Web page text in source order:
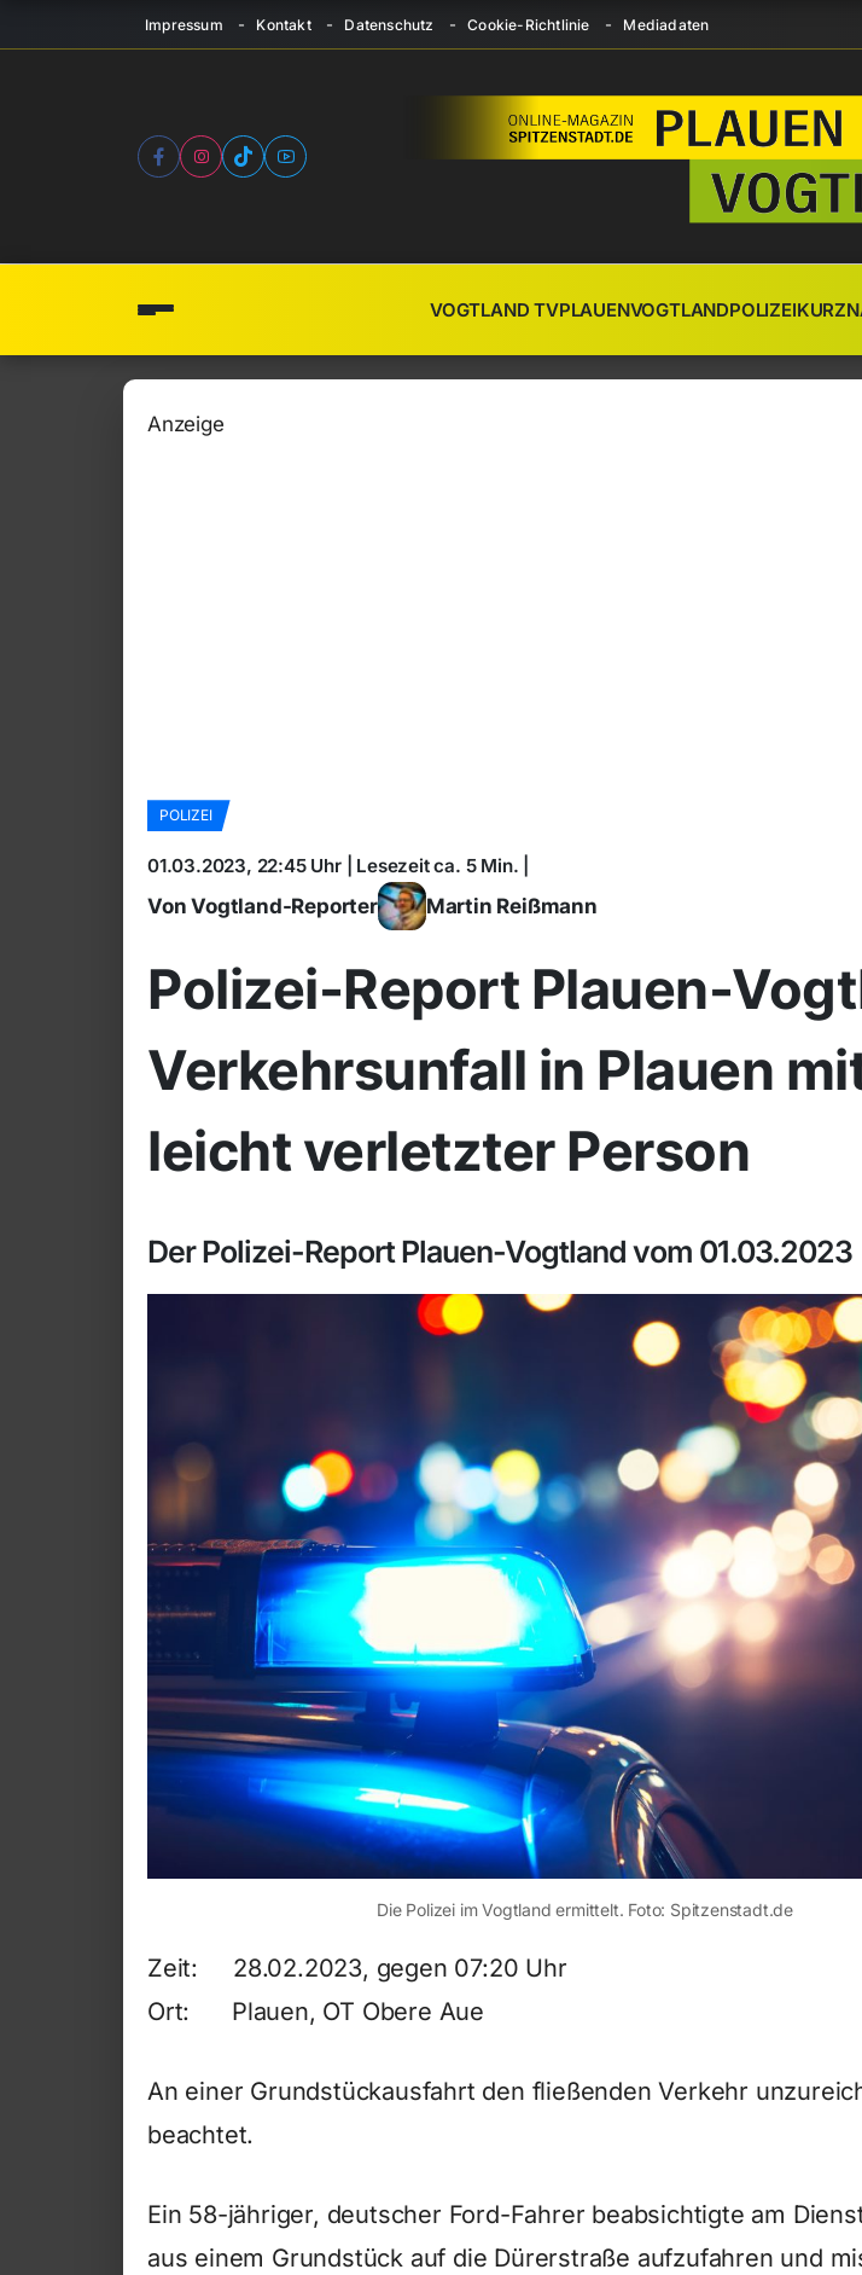
Impressum Kontakt Datenschutz Cookie-Richtlinie Mediadaten
VOGTLAND TVPLAUENVOGTLANDPOLIZEI
Anzeige
POLIZEI
01.03.2023, 22:45 Uhr | Lesezeit ca. 5 Min. |
Von Vogtland-Reporter Martin Reißmann
Polizei-Report Plauen-
Verkehrsunfall in Plauen
leicht verletzter Person
Der Polizei-Report Plauen-Vogtland vom 01.03.2023
Die Polizei im Vogtland ermittelt. Foto: Spitzenstadt.de
Zeit: 28.02.2023, gegen 07:20 Uhr
Ort: Plauen, OT Obere Aue
An einer Grundstückausfahrt den fließenden Verkehr
beachtet.
Ein 58-jähriger, deutscher Ford-Fahrer beabsichtigte am
aus einem Grundstück auf die Dürerstraße aufzufahren und